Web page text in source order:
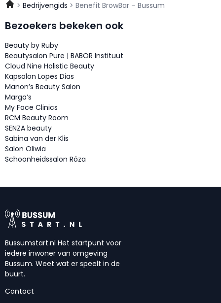
Bedrijvengids Benefit BrowBar – Bussum
Bezoekers bekeken ook
Beauty by Ruby
Beautysalon Pure | BABOR Instituut
Cloud Nine Holistic Beauty
Kapsalon Lopes Dias
Manon’s Beauty Salon
Marga’s
My Face Clinics
RCM Beauty Room
SENZA beauty
Sabina van der Klis
Salon Oliwia
Schoonheidssalon Róza
Bussumstart.nl Het startpunt voor
iedere inwoner van omgeving
Bussum. Weet wat er speelt in de
buurt.
Contact